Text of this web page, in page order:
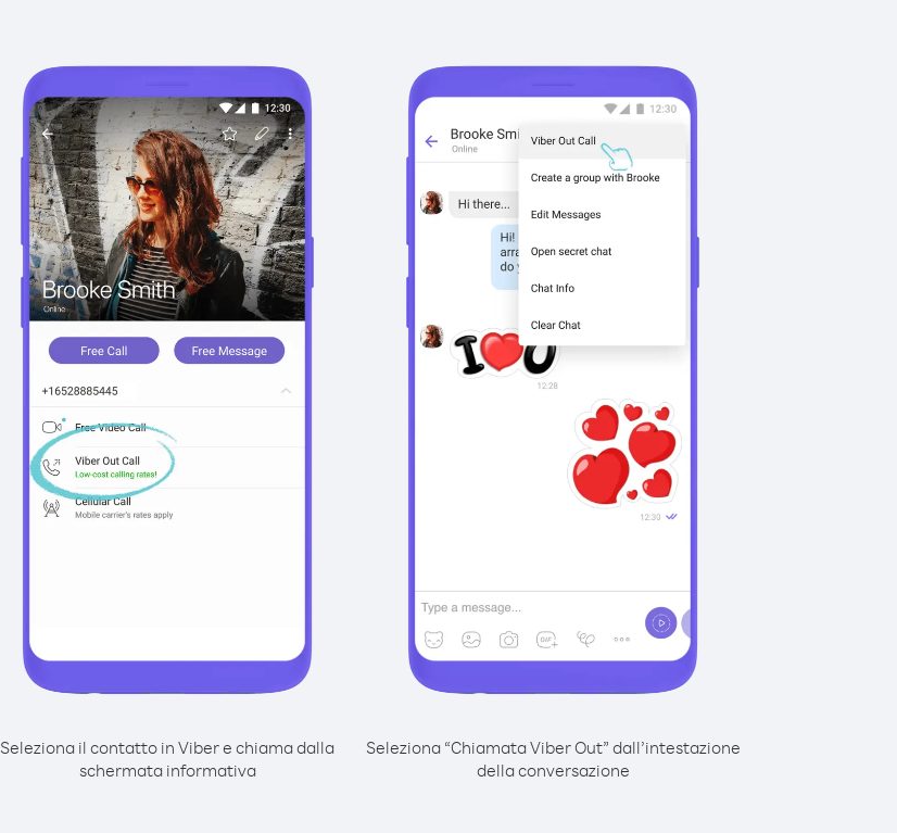
Seleziona il contatto in Viber e chiama dalla
schermata informativa
Seleziona “Chiamata Viber Out” dall’intestazione
della conversazione